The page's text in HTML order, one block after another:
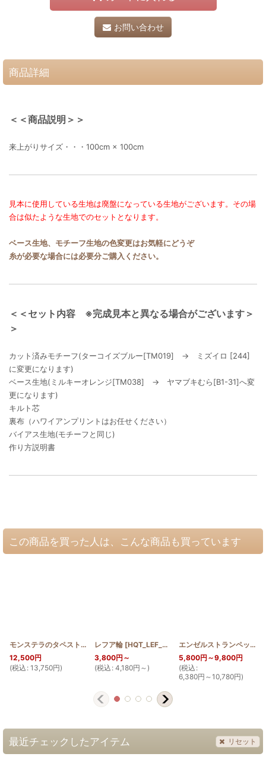
お問い合わせ
商品詳細
＜＜商品説明＞＞
来上がりサイズ・・・100cm × 100cm
見本に使用している生地は廃盤になっている生地がございます。その場
合は似たような生地でのセットとなります。
ベース生地、モチーフ生地の色変更はお気軽にどうぞ
糸が必要な場合には必要分ご購入ください。
＜＜セット内容 ※完成見本と異なる場合がございます＞
＞
カット済みモチーフ(ターコイズブルー[TM019] → ミズイロ [244]
に変更になります)
ベース生地(ミルキーオレンジ[TM038] → ヤマブキむら[B1-31]へ変
更になります)
キルト芯
裏布（ハワイアンプリントはお任せください）
バイアス生地(モチーフと同じ)
作り方説明書
この商品を買った人は、こんな商品も買っています
モンステラのタペストリー100cm [ HQT100_MON
12,500円
(税込 : 13,750円)
レフア輪 [HQT_LEF_W
3,800円 ～
(税込 : 4,180円 ～)
エンゼルストランペットのタペストリー
5,800円 ～9,800円
(税込 :
6,380円 ～10,780円)
最近チェックしたアイテム リセット